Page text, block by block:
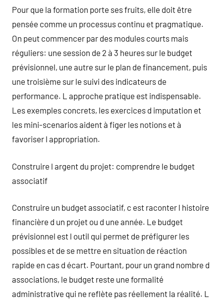
Pour que la formation porte ses fruits, elle doit être
pensée comme un processus continu et pragmatique.
On peut commencer par des modules courts mais
réguliers: une session de 2 à 3 heures sur le budget
prévisionnel, une autre sur le plan de financement, puis
une troisième sur le suivi des indicateurs de
performance. L approche pratique est indispensable.
Les exemples concrets, les exercices d imputation et
les mini-scenarios aident à figer les notions et à
favoriser l appropriation.
Construire l argent du projet: comprendre le budget
associatif
Construire un budget associatif, c est raconter l histoire
financière d un projet ou d une année. Le budget
prévisionnel est l outil qui permet de préfigurer les
possibles et de se mettre en situation de réaction
rapide en cas d écart. Pourtant, pour un grand nombre d
associations, le budget reste une formalité
administrative qui ne reflète pas réellement la réalité. L